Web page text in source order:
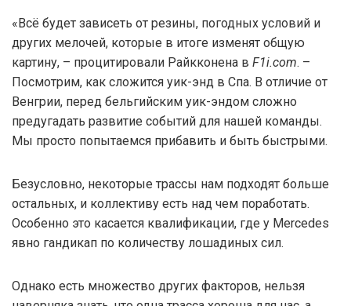
«Всё будет зависеть от резины, погодных условий и
других мелочей, которые в итоге изменят общую
картину, – процитировали Райкконена в F1i.com. –
Посмотрим, как сложится уик-энд в Спа. В отличие от
Венгрии, перед бельгийским уик-эндом сложно
предугадать развитие событий для нашей команды.
Мы просто попытаемся прибавить и быть быстрыми.
Безусловно, некоторые трассы нам подходят больше
остальных, и коллективу есть над чем поработать.
Особенно это касается квалификации, где у Mercedes
явно гандикап по количеству лошадиных сил.
Однако есть множество других факторов, нельзя